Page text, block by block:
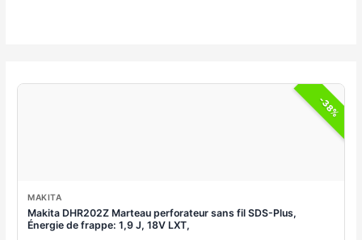
-38%
MAKITA
Makita DHR202Z Marteau perforateur sans fil SDS-Plus,
Énergie de frappe: 1,9 J, 18V LXT,